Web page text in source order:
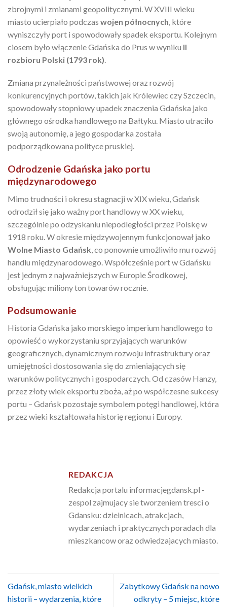
zbrojnymi i zmianami geopolitycznymi. W XVIII wieku
miasto ucierpiało podczas wojen północnych , które
wyniszczyły port i spowodowały spadek eksportu. Kolejnym
ciosem było włączenie Gdańska do Prus w wyniku II
rozbioru Polski (1793 rok)
Zmiana przynależności państwowej oraz rozwój
konkurencyjnych portów, takich jak Królewiec czy Szczecin,
spowodowały stopniowy upadek znaczenia Gdańska jako
głównego ośrodka handlowego na Bałtyku. Miasto utraciło
swoją autonomię, a jego gospodarka została
podporządkowana polityce pruskiej.
Odrodzenie Gdańska jako portu
międzynarodowego
Mimo trudności i okresu stagnacji w XIX wieku, Gdańsk
odrodził się jako ważny port handlowy w XX wieku,
szczególnie po odzyskaniu niepodległości przez Polskę w
1918 roku. W okresie międzywojennym funkcjonował jako
Wolne Miasto Gdańsk , co ponownie umożliwiło mu rozwój
handlu międzynarodowego. Współcześnie port w Gdańsku
jest jednym z najważniejszych w Europie Środkowej,
obsługując miliony ton towarów rocznie.
Podsumowanie
Historia Gdańska jako morskiego imperium handlowego to
opowieść o wykorzystaniu sprzyjających warunków
geograficznych, dynamicznym rozwoju infrastruktury oraz
umiejętności dostosowania się do zmieniających się
warunków politycznych i gospodarczych. Od czasów Hanzy,
przez złoty wiek eksportu zboża, aż po współczesne sukcesy
portu – Gdańsk pozostaje symbolem potęgi handlowej, która
przez wieki kształtowała historię regionu i Europy.
REDAKCJA
Redakcja portalu informacjegdansk.pl -
zespol zajmujacy sie tworzeniem tresci o
Gdansku: dzielnicach, atrakcjach,
wydarzeniach i praktycznych poradach dla
mieszkancow oraz odwiedzajacych miasto.
Gdańsk, miasto wielkich
historii – wydarzenia, które
Zabytkowy Gdańsk na nowo
odkryty – 5 miejsc, które